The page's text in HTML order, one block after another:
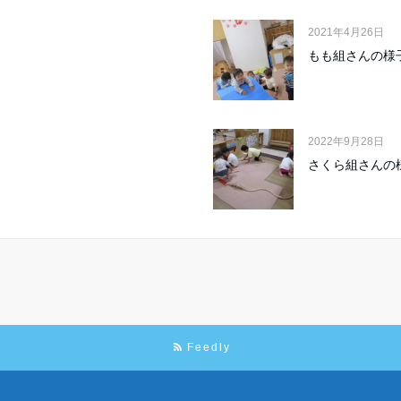
2021年4月26日
もも組さんの
2022年9月28日
さくら組さん
Feedly